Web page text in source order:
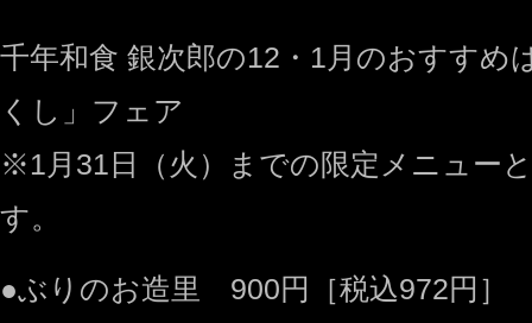
千年和食 銀次郎の12・1月のおすすめ
くし」フェア
※1月31日（火）までの限定メニュー
す。
●ぶりのお造里 900円［税込972円］